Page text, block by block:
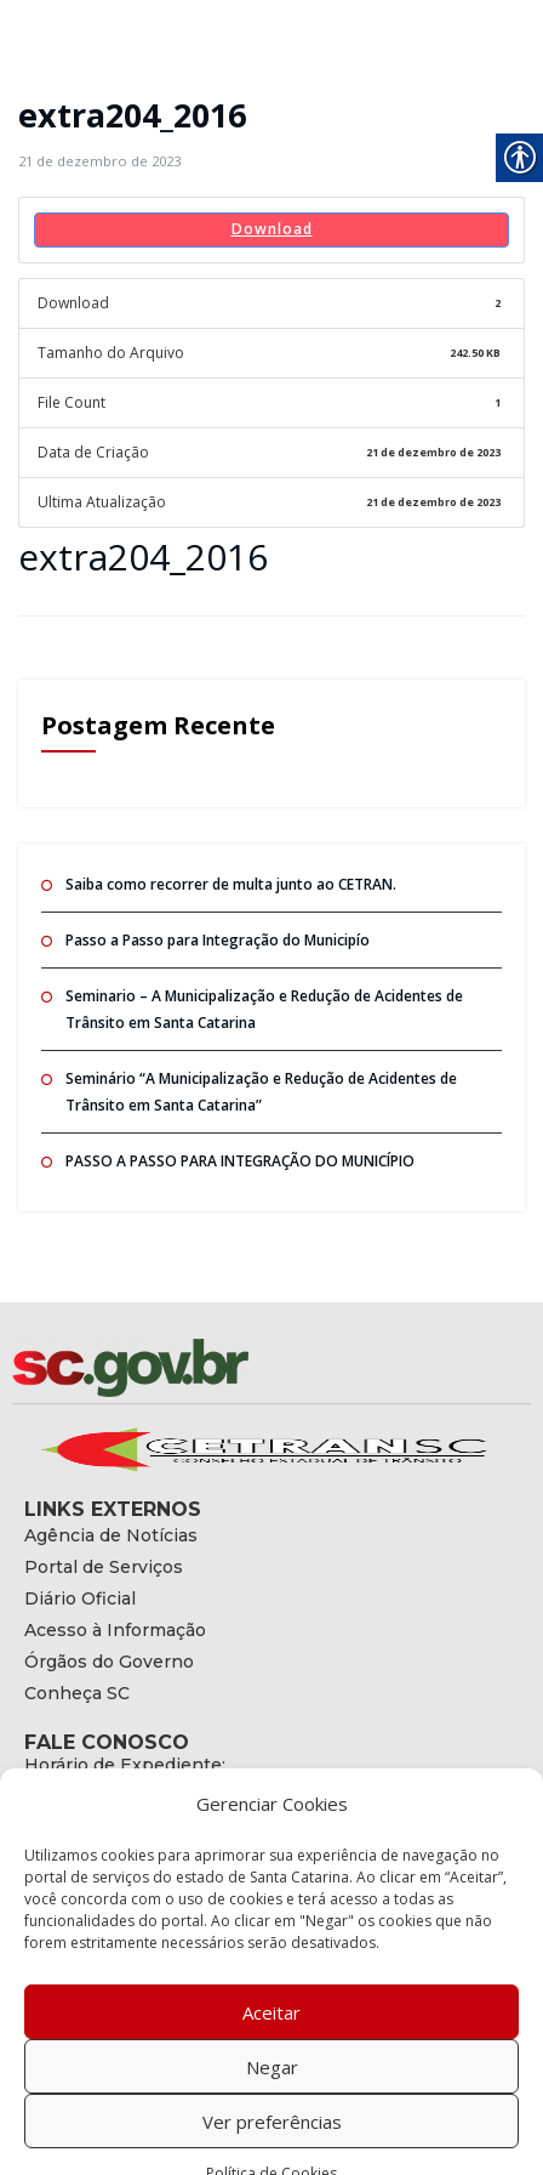
Gerenciar Cookies
Utilizamos cookies para aprimorar sua experiência de navegação no
portal de serviços do estado de Santa Catarina. Ao clicar em “Aceitar”,
você concorda com o uso de cookies e terá acesso a todas as
funcionalidades do portal. Ao clicar em "Negar" os cookies que não
forem estritamente necessários serão desativados.
Aceitar
Negar
Ver preferências
extra204_2016
21 de dezembro de 2023
Download
Download 2
Tamanho do Arquivo 242.50 KB
File Count 1
Data de Criação 21 de dezembro de 2023
Ultima Atualização 21 de dezembro de 2023
extra204_2016
Postagem Recente
Saiba como recorrer de multa junto ao CETRAN.
Passo a Passo para Integração do Municipío
Seminario – A Municipalização e Redução de Acidentes de
Trânsito em Santa Catarina
Seminário “A Municipalização e Redução de Acidentes de
Trânsito em Santa Catarina”
PASSO A PASSO PARA INTEGRAÇÃO DO MUNICÍPIO
LINKS EXTERNOS
Agência de Notícias
Portal de Serviços
Diário Oficial
Acesso à Informação
Órgãos do Governo
Conheça SC
FALE CONOSCO
Horário de Expediente:
E-mail:
secretariaexecutiva@cetran.sc.gov.br
ENDEREÇO
Endereço:
Bairro:
Coqueiros, Florianópolis SC
88.080-160
Política de privacidade
Copyright © 2023 Todos os Direitos Reservados SC - Governo de